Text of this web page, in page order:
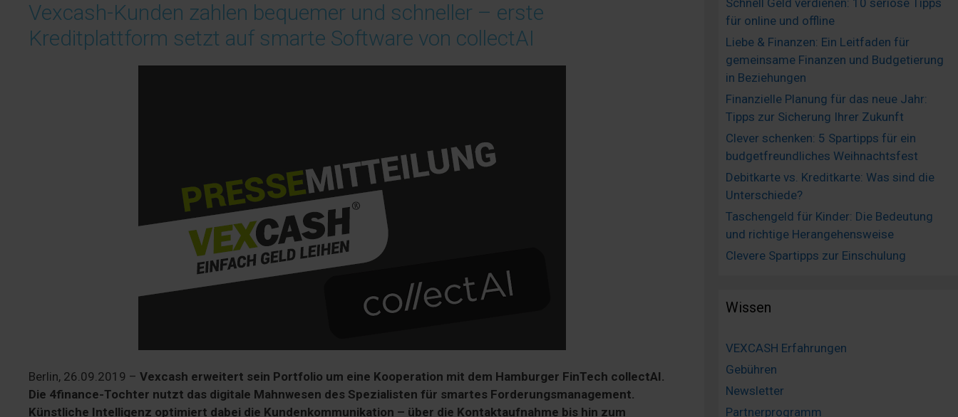
Vexcash-Kunden zahlen bequemer und schneller – erste
Kreditplattform setzt auf smarte Software von collectAI
Berlin, 26.09.2019 – Vexcash erweitert sein Portfolio um eine Kooperation mit dem Hamburger FinTech collectAI.
Die 4finance-Tochter nutzt das digitale Mahnwesen des Spezialisten für smartes Forderungsmanagement.
Künstliche Intelligenz optimiert dabei die Kundenkommunikation – über die Kontaktaufnahme bis hin zum
Schnell Geld verdienen: 10 seriöse Tipps
für online und offline
Liebe & Finanzen: Ein Leitfaden für
gemeinsame Finanzen und Budgetierung
in Beziehungen
Finanzielle Planung für das neue Jahr:
Tipps zur Sicherung Ihrer Zukunft
Clever schenken: 5 Spartipps für ein
budgetfreundliches Weihnachtsfest
Debitkarte vs. Kreditkarte: Was sind die
Unterschiede?
Taschengeld für Kinder: Die Bedeutung
und richtige Herangehensweise
Clevere Spartipps zur Einschulung
Wissen
VEXCASH Erfahrungen
Gebühren
Newsletter
Partnerprogramm